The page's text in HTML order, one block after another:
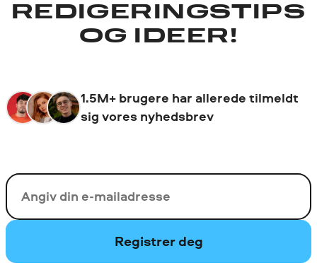
REDIGERINGSTIPS
OG IDEER!
1.5M+ brugere har allerede tilmeldt
sig vores nyhedsbrev
Din e-mail
Registrer deg